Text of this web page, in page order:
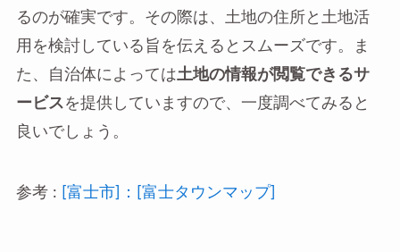
るのが確実です。その際は、土地の住所と土地活
用を検討している旨を伝えるとスムーズです。ま
た、自治体によっては土地の情報が閲覧できるサ
ービス を提供していますので、一度調べてみると
良いでしょう。
参考 : [富士市]：[富士タウンマップ]